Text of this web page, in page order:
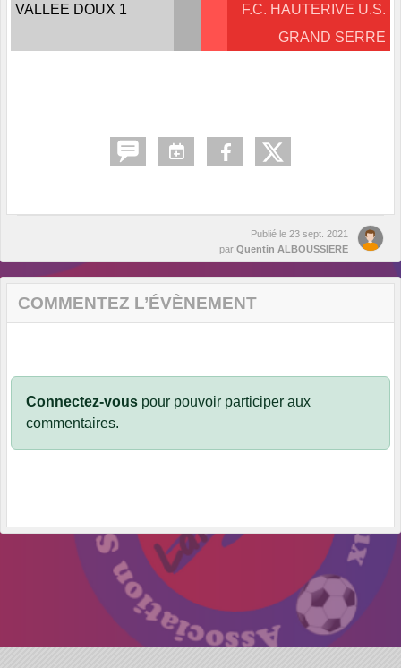
VALLEE DOUX 1
F.C. HAUTERIVE U.S.
GRAND SERRE
Publié le 23 sept. 2021
par Quentin ALBOUSSIERE
COMMENTEZ L’ÉVÈNEMENT
Connectez-vous pour pouvoir participer aux
commentaires.